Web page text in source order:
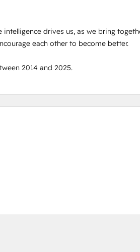
drives us, as we bring
each other to become better.
2014 and 2025.